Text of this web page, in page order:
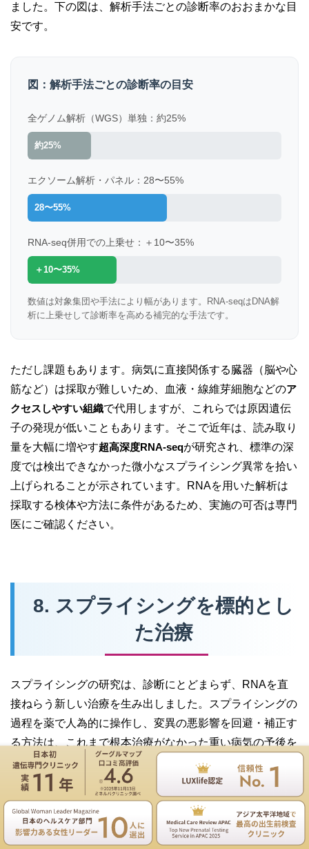
ました。下の図は、解析手法ごとの診断率のおおまかな目
安です。
図：解析手法ごとの診断率の目安
全ゲノム解析（WGS）単独：約25%
約25%
エクソーム解析・パネル：28〜55%
28〜55%
RNA-seq併用での上乗せ：＋10〜35%
＋10〜35%
数値は対象集団や手法により幅があります。RNA-seqはDNA解
析に上乗せして診断率を高める補完的な手法です。
ただし課題もあります。病気に直接関係する臓器（脳や心
筋など）は採取が難しいため、血液・線維芽細胞などのア
クセスしやすい組織で代用しますが、これらでは原因遺伝
子の発現が低いこともあります。そこで近年は、読み取り
量を大幅に増やす超高深度RNA-seqが研究され、標準の深
度では検出できなかった微小なスプライシング異常を拾い
上げられることが示されています。RNAを用いた解析は
採取する検体や方法に条件があるため、実施の可否は専門
医にご確認ください。
8. スプライシングを標的とし
た治療
スプライシングの研究は、診断にとどまらず、RNAを直
接ねらう新しい治療を生み出しました。スプライシングの
過程を薬で人為的に操作し、変異の悪影響を回避・補正す
る方法は、これまで根本治療がなかった重い病気の予後を
大きく変えつつあります。
用語解説：アンチセンスオリゴヌクレオチド
（ASO）
遺伝専門医のNIPT遺伝カウンセリングは無料
お電話 ご予約